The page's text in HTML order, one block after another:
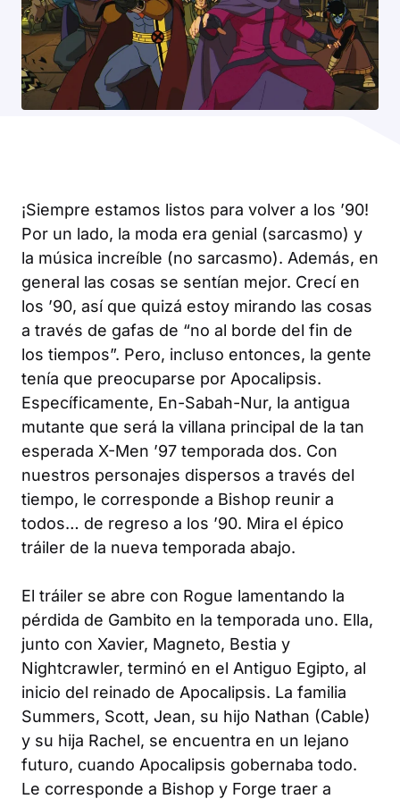
¡Siempre estamos listos para volver a los ’90!
Por un lado, la moda era genial (sarcasmo) y
la música increíble (no sarcasmo). Además, en
general las cosas se sentían mejor. Crecí en
los ’90, así que quizá estoy mirando las cosas
a través de gafas de “no al borde del fin de
los tiempos”. Pero, incluso entonces, la gente
tenía que preocuparse por Apocalipsis.
Específicamente, En-Sabah-Nur, la antigua
mutante que será la villana principal de la tan
esperada X-Men ’97 temporada dos. Con
nuestros personajes dispersos a través del
tiempo, le corresponde a Bishop reunir a
todos… de regreso a los ’90. Mira el épico
tráiler de la nueva temporada abajo.
El tráiler se abre con Rogue lamentando la
pérdida de Gambito en la temporada uno. Ella,
junto con Xavier, Magneto, Bestia y
Nightcrawler, terminó en el Antiguo Egipto, al
inicio del reinado de Apocalipsis. La familia
Summers, Scott, Jean, su hijo Nathan (Cable)
y su hija Rachel, se encuentra en un lejano
futuro, cuando Apocalipsis gobernaba todo.
Le corresponde a Bishop y Forge traer a